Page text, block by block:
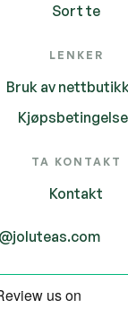
Sort te
LENKER
Bruk av
TA KONTAKT
Kontakt